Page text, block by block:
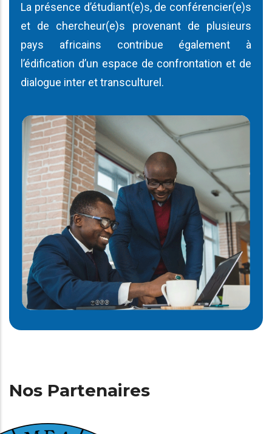
La présence d’étudiant(e)s, de conférencier(e)s
et de chercheur(e)s provenant de plusieurs
pays africains contribue également à
l’édification d’un espace de confrontation et de
dialogue inter et transculturel.
Nos Partenaires